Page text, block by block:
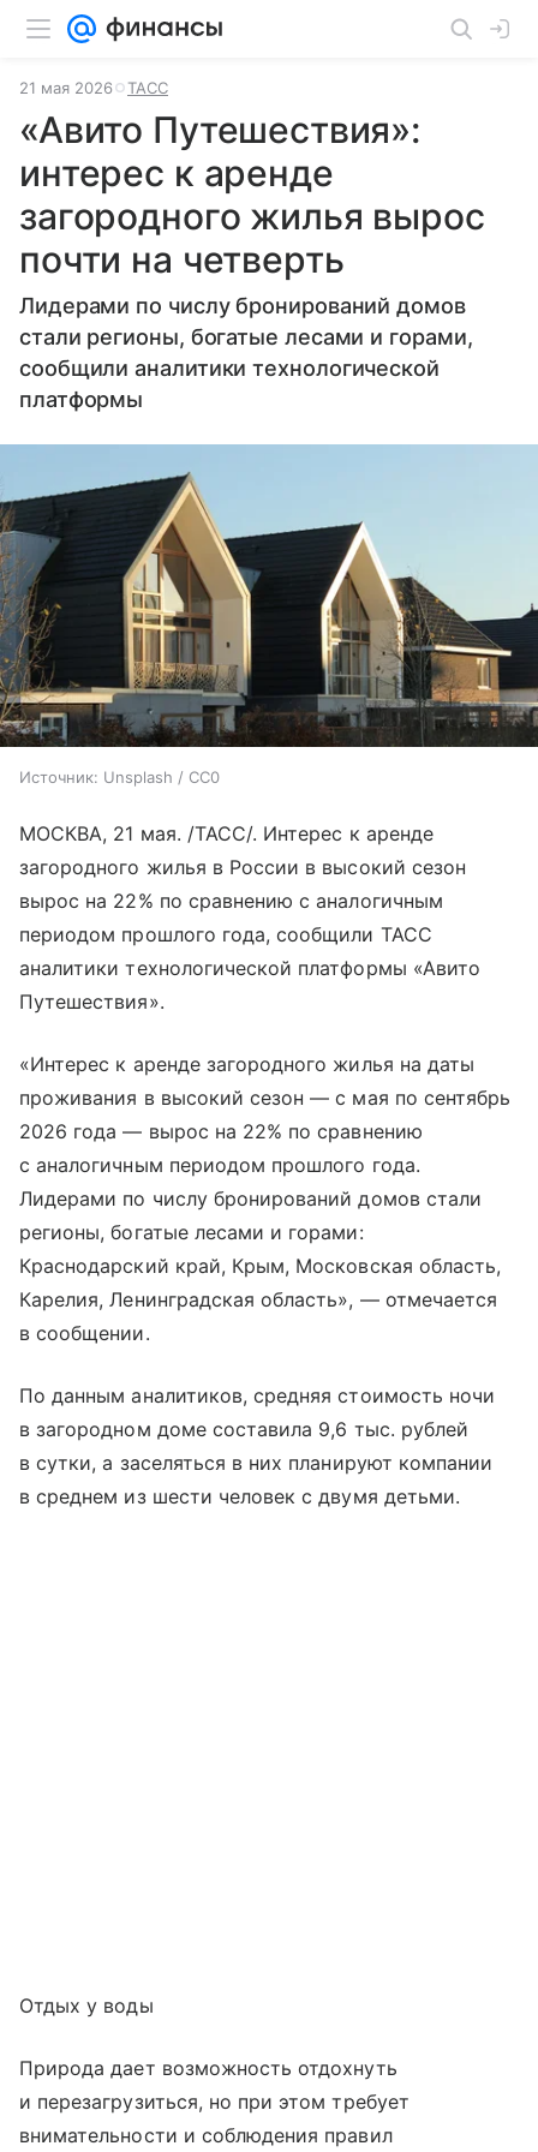
21 мая 2026 ТАСС
«Авито Путешествия»:
интерес к аренде
загородного жилья вырос
почти на четверть
Лидерами по числу бронирований домов
стали регионы, богатые лесами и горами,
сообщили аналитики технологической
платформы
Источник: Unsplash / CC0
МОСКВА, 21 мая. /ТАСС/. Интерес к аренде
загородного жилья в России в высокий сезон
вырос на 22% по сравнению с аналогичным
периодом прошлого года, сообщили ТАСС
аналитики технологической платформы «Авито
Путешествия».
«Интерес к аренде загородного жилья на даты
проживания в высокий сезон — с мая по сентябрь
2026 года — вырос на 22% по сравнению
с аналогичным периодом прошлого года.
Лидерами по числу бронирований домов стали
регионы, богатые лесами и горами:
Краснодарский край, Крым, Московская область,
Карелия, Ленинградская область», — отмечается
в сообщении.
По данным аналитиков, средняя стоимость ночи
в загородном доме составила 9,6 тыс. рублей
в сутки, а заселяться в них планируют компании
в среднем из шести человек с двумя детьми.
Отдых у воды
Природа дает возможность отдохнуть
и перезагрузиться, но при этом требует
внимательности и соблюдения правил